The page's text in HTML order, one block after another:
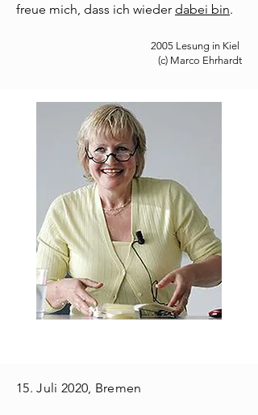
freue mich, dass ich wieder dabei bin.
2005 Lesung in Kiel
(c) Marco Ehrhardt
15. Juli 2020, Bremen